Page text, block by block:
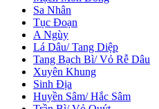
Sa Nhân
Tục Đoạn
A Ngùy
Lá Dâu/ Tang Diệp
Tang Bạch Bì/ Vỏ Rễ Dâu
Xuyên Khung
Sinh Địa
Huyền Sâm/ Hắc Sâm